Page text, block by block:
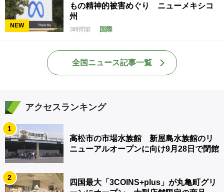
NEW
もの精神的被害めぐり ニューメキシコ
州
3時間前 国際
全国ニュース記事一覧
アクセスランキング
1
高松市の市場水族館 新屋島水族館のリ
ニューアルオープンに向け9月28日で閉館
2
四国最大「3COINS+plus」が丸亀町グリ